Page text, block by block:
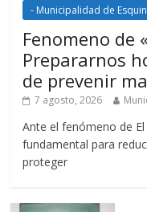
- Municipalidad de
Fenomeno de
Prepararnos
de prevenir
7 agosto, 2026
Ante el fenómeno de
fundamental para
proteger